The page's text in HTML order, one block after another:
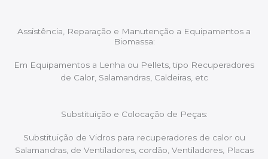
Assistência, Reparação e Manutenção a Equipamentos a
Biomassa:
Em Equipamentos a Lenha ou Pellets, tipo Recuperadores
de Calor, Salamandras, Caldeiras, etc
Substituição e Colocação de Peças:
Substituição de Vidros para recuperadores de calor ou
Salamandras, de Ventiladores, cordão, Ventiladores, Placas